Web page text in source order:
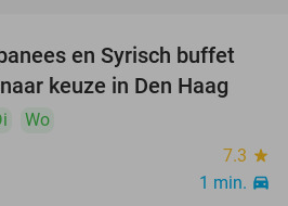
31%
en Syrisch buffet
keuze in Den Haag
Wo
7.3 star
1 min. directions_car